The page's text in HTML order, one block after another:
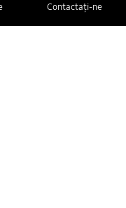
Contactaţi-ne